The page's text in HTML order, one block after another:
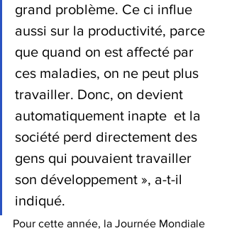
grand problème. Ce ci influe
aussi sur la productivité, parce
que quand on est affecté par
ces maladies, on ne peut plus
travailler. Donc, on devient
automatiquement inapte  et la
société perd directement des
gens qui pouvaient travailler
son développement », a-t-il
indiqué.
Pour cette année, la Journée Mondiale